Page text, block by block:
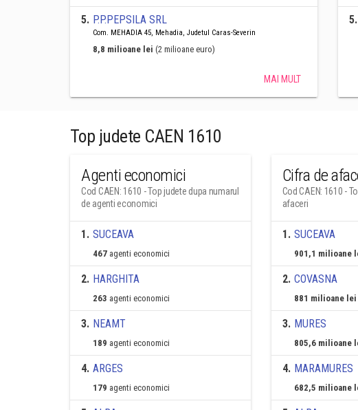
5. P.P.PEPSILA SRL
Com. MEHADIA 45, Mehadia, Judetul Caras-Severin
8,8 milioane lei (2 milioane euro)
MAI MULT
5.
Top judete CAEN 1610
Agenti economici
Cod CAEN: 1610 - Top judete dupa numarul
de agenti economici
1. SUCEAVA
467 agenti economici
2. HARGHITA
263 agenti economici
3. NEAMT
189 agenti economici
4. ARGES
179 agenti economici
Cifra de
Cod CAEN: 1610 -
afaceri
1. SUCEAVA
901,1 milioane
2. COVASNA
881 milioane lei
3. MURES
805,6 milioane
4. MARAMURES
682,5 milioane